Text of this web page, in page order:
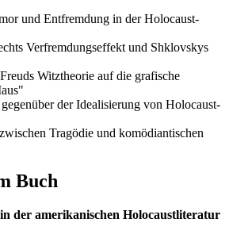
und Entfremdung in der Holocaust-
Verfremdungseffekt und Shklovskys
Witztheorie auf die grafische
der Idealisierung von Holocaust-
Tragödie und komödiantischen
Buch
der amerikanischen Holocaustliteratur